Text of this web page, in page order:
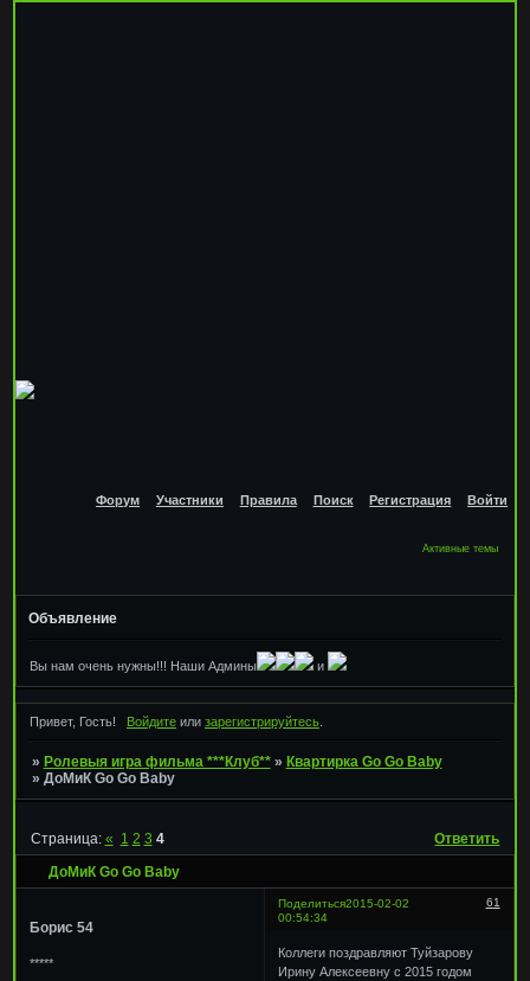
Форум Участники Правила Поиск Регистрация Войти
Активные темы
Объявление
Вы нам очень нужны!!! Наши Админы и
Привет, Гость! Войдитеили зарегистрируйтесь.
» Ролевыя игра фильма ***Клуб** » Квартирка Go Go Baby
» ДоМиК Go Go Baby
ДоМиК Go Go Baby
Страница: « 1 2 3 4 Ответить
Поделиться 61
2015-02-02
00:54:34
Борис 54
*****
Коллеги поздравляют Туйзарову
Ирину Алексеевну с 2015 годом